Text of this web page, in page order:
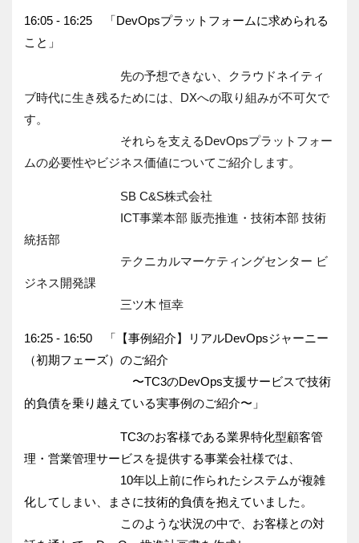
16:05 - 16:25 「DevOpsプラットフォームに求められる
こと」
先の予想できない、クラウドネイティ
ブ時代に生き残るためには、DXへの取り組みが不可欠で
す。
それらを支えるDevOpsプラットフォー
ムの必要性やビジネス価値についてご紹介します。
SB C&S株式会社
ICT事業本部 販売推進・技術本部 技術
統括部
テクニカルマーケティングセンター ビ
ジネス開発課
三ツ木 恒幸
16:25 - 16:50 「【事例紹介】リアルDevOpsジャーニー
（初期フェーズ） のご紹介
〜TC3のDevOps支援サービスで技術
的負債を乗り越えている実事例のご紹介〜」
TC3のお客様である業界特化型顧客管
理・ 営業管理サービスを提供する事業会社様では、
10年以上前に作られたシステムが複雑
化してしまい、
まさに技術的負債を抱えていました。
このような状況の中で、 お客様との対